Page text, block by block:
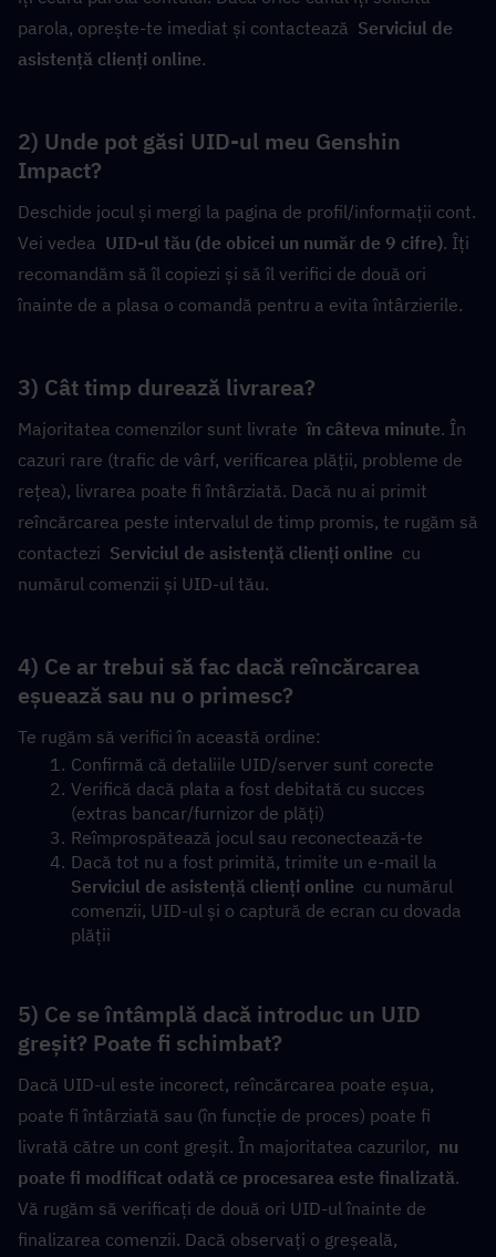
parola, oprește-te imediat și contactează Serviciul de
asistență clienți online.
2) Unde pot găsi UID-ul meu Genshin
Impact?
Deschide jocul și mergi la pagina de profil/informații cont.
Vei vedea UID-ul tău (de obicei un număr de 9 cifre). Îți
recomandăm să îl copiezi și să îl verifici de două ori
înainte de a plasa o comandă pentru a evita întârzierile.
3) Cât timp durează livrarea?
Majoritatea comenzilor sunt livrate în câteva minute. În
cazuri rare (trafic de vârf, verificarea plății, probleme de
rețea), livrarea poate fi întârziată. Dacă nu ai primit
reîncărcarea peste intervalul de timp promis, te rugăm să
contactezi Serviciul de asistență clienți online
  cu
numărul comenzii și UID-ul tău.
4) Ce ar trebui să fac dacă reîncărcarea
eșuează sau nu o primesc?
Te rugăm să verifici în această ordine:
Confirmă că detaliile UID/server sunt corecte
Verifică dacă plata a fost debitată cu succes
(extras bancar/furnizor de plăți)
Reîmprospătează jocul sau reconectează-te
Serviciul de asistență clienți online
  cu numărul
comenzii, UID-ul și o captură de ecran cu dovada
plății
5) Ce se întâmplă dacă introduc un UID
greșit? Poate fi schimbat?
Dacă UID-ul este incorect, reîncărcarea poate eșua,
poate fi întârziată sau (în funcție de proces) poate fi
livrată către un cont greșit. În majoritatea cazurilor, nu
poate fi modificat odată ce procesarea este finalizată.
Vă rugăm să verificați de două ori UID-ul înainte de
finalizarea comenzii. Dacă observați o greșeală,